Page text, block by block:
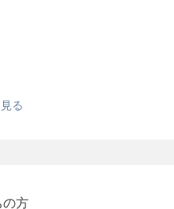
ざいます。
で幅広く担当可能
定します。
る
の方